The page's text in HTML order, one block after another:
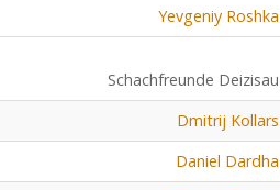
Yevgeniy Roshka
Schachfreunde Deizisau
Dmitrij Kollars
Daniel Dardha